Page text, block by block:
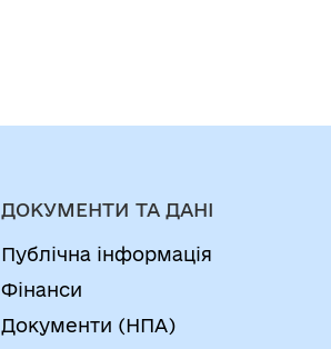
ДОКУМЕНТИ ТА ДАНІ
Публічна інформація
Фінанси
Документи (НПА)